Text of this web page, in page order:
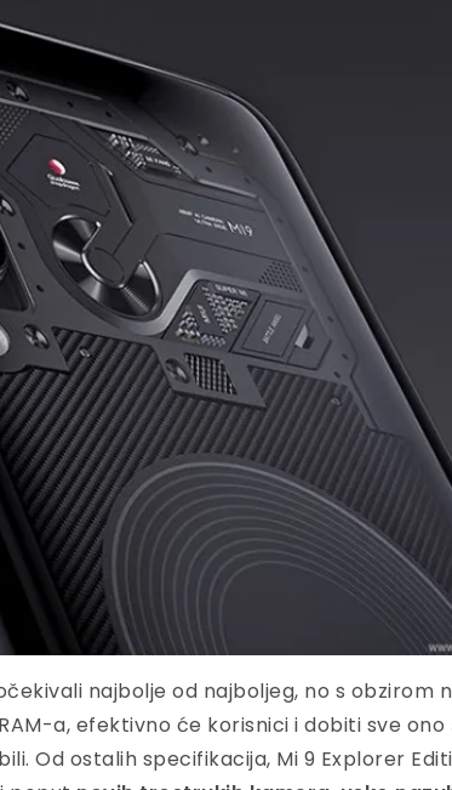
najbolje od najboljeg, no s obzirom
a, efektivno će korisnici i dobiti sve ono
Od ostalih specifikacija, Mi 9 Explorer